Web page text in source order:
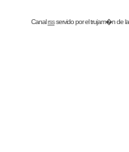
Canalrssservido por eltrujam�nde